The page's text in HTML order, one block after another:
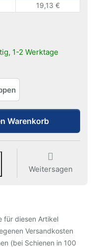
19,13 €
1-2 Werktage
UP | weiß | 200 zu
Warenkorb
Weitersagen
für diesen Artikel
Versandkosten
(bei Schienen in 100